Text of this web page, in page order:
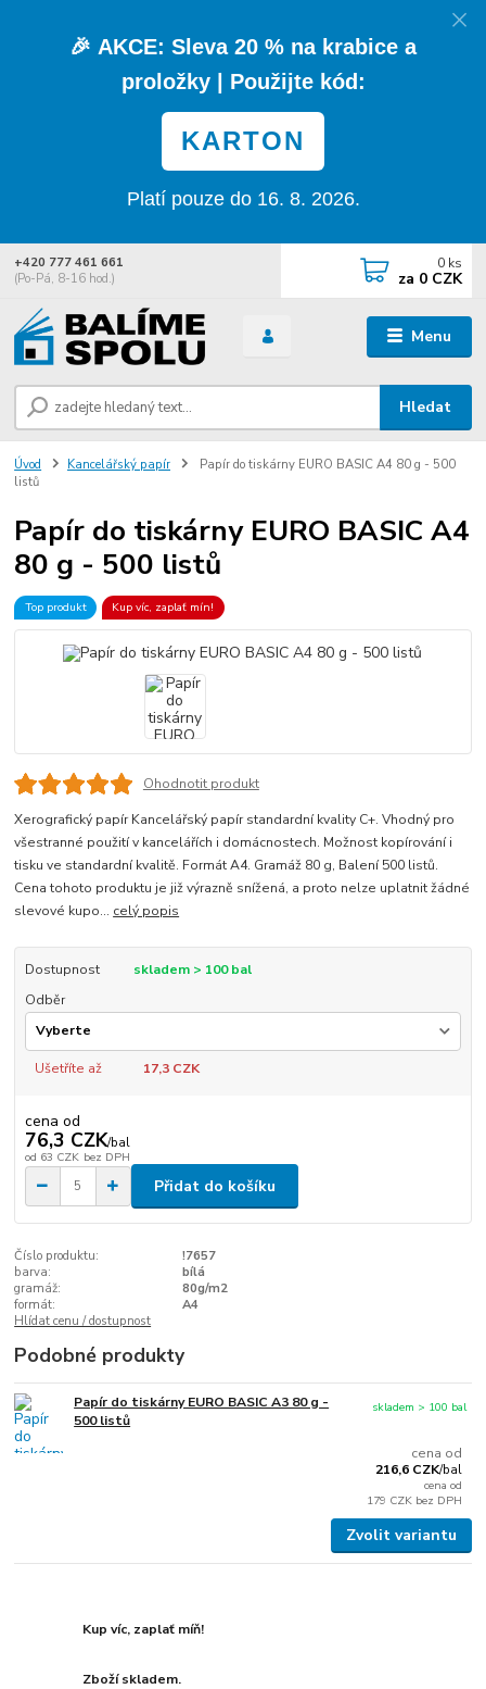
🎉 AKCE: Sleva 20 % na krabice a
proložky| Použijte kód:
KARTON
Platí pouze do 16. 8. 2026.
Menu
Hledat
+420 777 461 661
(Po-Pá, 8-16 hod.)
0 ks
za 0 CZK
Úvod Kancelářský papír
Papír do tiskárny EURO BASIC A4 80 g - 500
listů
Papír do tiskárny EURO BASIC A4
80 g - 500 listů
Top produkt Kup víc, zaplať mín!
Ohodnotit produkt
Xerografický papír Kancelářský papír standardní kvality C+. Vhodný pro
všestranné použití v kancelářích i domácnostech. Možnost kopírování i
tisku ve standardní kvalitě. Formát A4. Gramáž 80 g, Balení 500 listů.
Cena tohoto produktu je již výrazně snížená, a proto nelze uplatnit žádné
slevové kupo... celý popis
Dostupnost
skladem > 100 bal
Odběr
Ušetříte až 17,3 CZK
cena od
76,3 CZK/bal
od 63 CZK bez DPH
Přidat do košíku
Číslo produktu:
!7657
barva:
bílá
gramáž:
80g/m2
formát:
A4
Hlídat cenu / dostupnost
Podobné produkty
Papír do tiskárny EURO BASIC A3 80 g -
500 listů
cena od
216,6 CZK/bal
cena od
179 CZK bez DPH
skladem > 100 bal
Zvolit variantu
Kup víc, zaplať míň!
Zboží skladem.